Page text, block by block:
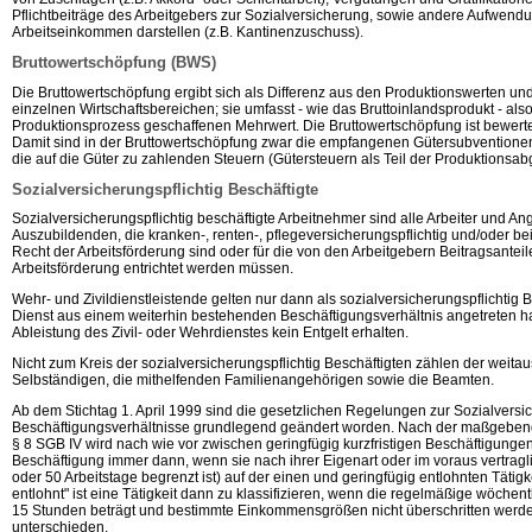
Pflichtbeiträge des Arbeitgebers zur Sozialversicherung, sowie andere
Arbeitseinkommen darstellen (z.B. Kantinenzuschuss).
Bruttowertschöpfung (BWS)
Die Bruttowertschöpfung ergibt sich als Differenz aus den Produktionswerten
einzelnen Wirtschaftsbereichen; sie umfasst - wie das Bruttoinlandsprodukt -
Produktionsprozess geschaffenen Mehrwert. Die Bruttowertschöpfung ist
Damit sind in der Bruttowertschöpfung zwar die empfangenen
die auf die Güter zu zahlenden Steuern (Gütersteuern als Teil der
Sozialversicherungspflichtig Beschäftigte
Sozialversicherungspflichtig beschäftigte Arbeitnehmer sind alle Arbeiter und
Auszubildenden, die kranken-, renten-, pflegeversicherungspflichtig und/oder
Recht der Arbeitsförderung sind oder für die von den Arbeitgebern
Arbeitsförderung entrichtet werden müssen.
Wehr- und Zivildienstleistende gelten nur dann als sozialversicherungspflichtig
Dienst aus einem weiterhin bestehenden Beschäftigungsverhältnis angetreten
Ableistung des Zivil- oder Wehrdienstes kein Entgelt erhalten.
Nicht zum Kreis der sozialversicherungspflichtig Beschäftigten zählen der
Selbständigen, die mithelfenden Familienangehörigen sowie die Beamten.
Ab dem Stichtag 1. April 1999 sind die gesetzlichen Regelungen zur
Beschäftigungsverhältnisse grundlegend geändert worden. Nach der
§ 8 SGB IV wird nach wie vor zwischen geringfügig kurzfristigen
Beschäftigung immer dann, wenn sie nach ihrer Eigenart oder im voraus
oder 50 Arbeitstage begrenzt ist) auf der einen und geringfügig entlohnten
entlohnt" ist eine Tätigkeit dann zu klassifizieren, wenn die regelmäßige
15 Stunden beträgt und bestimmte Einkommensgrößen nicht überschritten
unterschieden.